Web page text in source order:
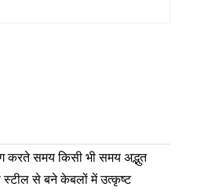
करते समय किसी भी समय अद्भुत
स्टील से बने केबलों में उत्कृष्ट